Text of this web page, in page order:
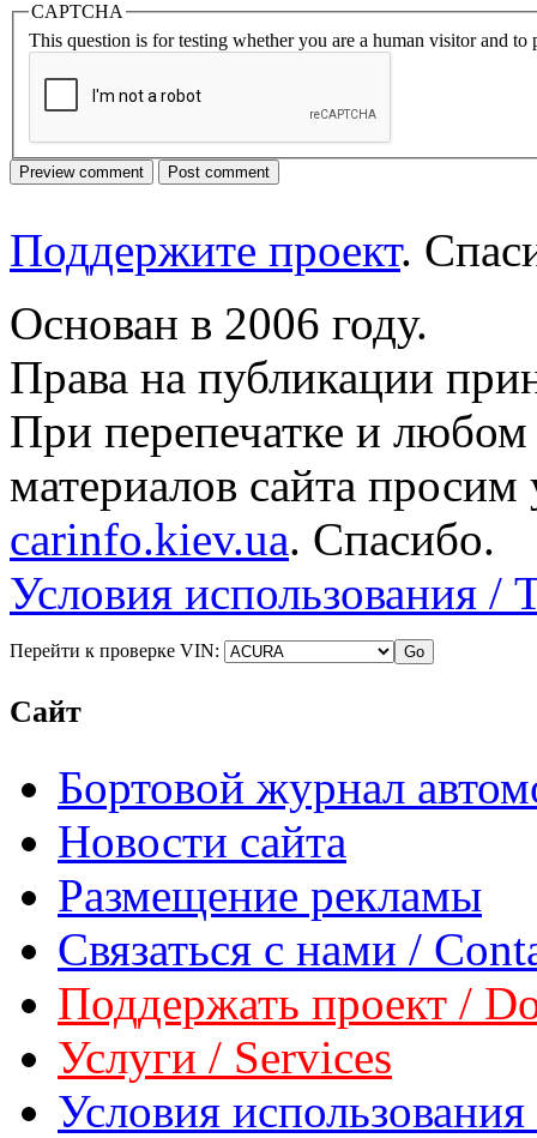
CAPTCHA
This question is for testing whether you are a human visitor and to
Поддержите проект.
Основан в 2006 году.
Права на публикации
При перепечатке и
материалов сайта просим
carinfo.kiev.ua. Спасибо.
Условия использования /
Перейти к проверке VIN:
Сайт
Бортовой журнал
Новости сайта
Размещение рекламы
Связаться с нами /
Поддержать проект /
Услуги / Services
Условия